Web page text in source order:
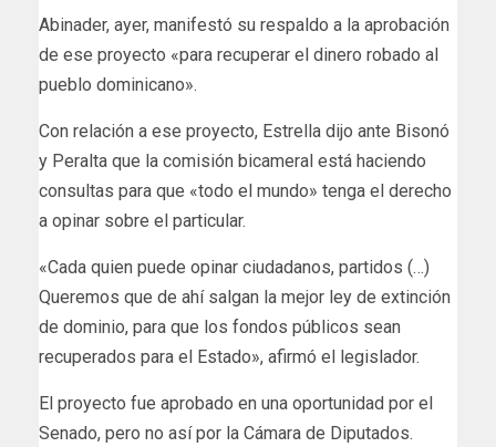
Abinader, ayer, manifestó su respaldo a la aprobación
de ese proyecto «para recuperar el dinero robado al
pueblo dominicano».
Con relación a ese proyecto, Estrella dijo ante Bisonó
y Peralta que la comisión bicameral está haciendo
consultas para que «todo el mundo» tenga el derecho
a opinar sobre el particular.
«Cada quien puede opinar ciudadanos, partidos (…)
Queremos que de ahí salgan la mejor ley de extinción
de dominio, para que los fondos públicos sean
recuperados para el Estado», afirmó el legislador.
El proyecto fue aprobado en una oportunidad por el
Senado, pero no así por la Cámara de Diputados.